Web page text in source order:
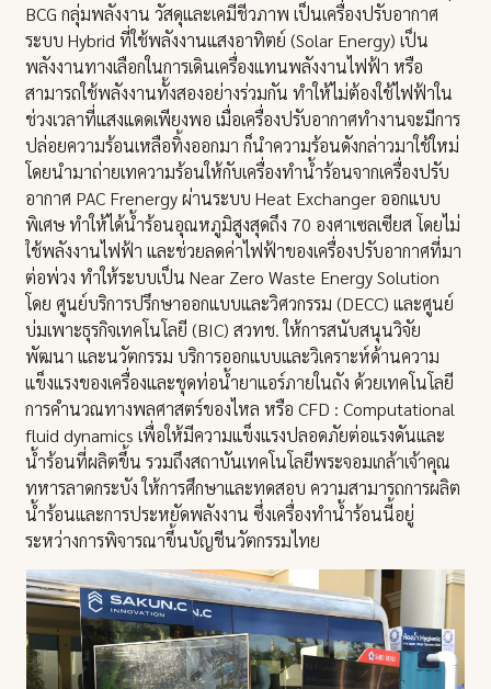
BCG กลุ่มพลังงาน วัสดุและเคมีชีวภาพ เป็นเครื่องปรับอากาศ
ระบบ Hybrid ที่ใช้พลังงานแสงอาทิตย์ (Solar Energy) เป็น
พลังงานทางเลือกในการเดินเครื่องแทนพลังงานไฟฟ้า หรือ
สามารถใช้พลังงานทั้งสองอย่างร่วมกัน ทำให้ไม่ต้องใช้ไฟฟ้าใน
ช่วงเวลาที่แสงแดดเพียงพอ เมื่อเครื่องปรับอากาศทำงานจะมีการ
ปล่อยความร้อนเหลือทิ้งออกมา ก็นำความร้อนดังกล่าวมาใช้ใหม่
โดยนำมาถ่ายเทความร้อนให้กับเครื่องทำน้ำร้อนจากเครื่องปรับ
อากาศ PAC Frenergy ผ่านระบบ Heat Exchanger ออกแบบ
พิเศษ ทำให้ได้น้ำร้อนอุณหภูมิสูงสุดถึง 70 องศาเซลเซียส โดยไม่
ใช้พลังงานไฟฟ้า และช่วยลดค่าไฟฟ้าของเครื่องปรับอากาศที่มา
ต่อพ่วง ทำให้ระบบเป็น Near Zero Waste Energy Solution
โดย ศูนย์บริการปรึกษาออกแบบและวิศวกรรม (DECC) และศูนย์
บ่มเพาะธุรกิจเทคโนโลยี (BIC) สวทช. ให้การสนับสนุนวิจัย
พัฒนา และนวัตกรรม บริการออกแบบและวิเคราะห์ด้านความ
แข็งแรงของเครื่องและชุดท่อน้ำยาแอร์ภายในถัง ด้วยเทคโนโลยี
การคำนวณทางพลศาสตร์ของไหล หรือ CFD : Computational
fluid dynamics เพื่อให้มีความแข็งแรงปลอดภัยต่อแรงดันและ
น้ำร้อนที่ผลิตขึ้น รวมถึงสถาบันเทคโนโลยีพระจอมเกล้าเจ้าคุณ
ทหารลาดกระบัง ให้การศึกษาและทดสอบ ความสามารถการผลิต
น้ำร้อนและการประหยัดพลังงาน ซึ่งเครื่องทำน้ำร้อนนี้อยู่
ระหว่างการพิจารณาขึ้นบัญชีนวัตกรรมไทย